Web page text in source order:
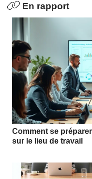
En rapport
Comment se
sur le lieu de travail